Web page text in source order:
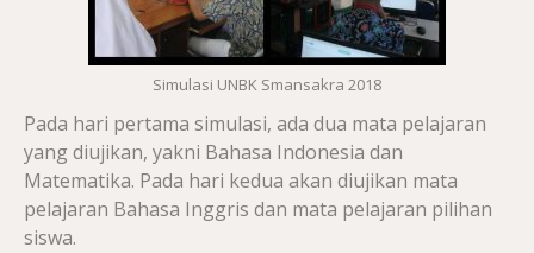
Simulasi UNBK Smansakra 2018
Pada hari pertama simulasi, ada dua mata pelajaran
yang diujikan, yakni Bahasa Indonesia dan
Matematika. Pada hari kedua akan diujikan mata
pelajaran Bahasa Inggris dan mata pelajaran pilihan
siswa.